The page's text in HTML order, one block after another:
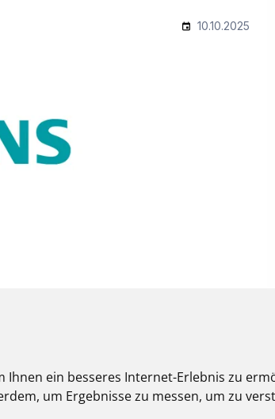
ein besseres Internet-Erlebnis zu
um Ergebnisse zu messen, um zu